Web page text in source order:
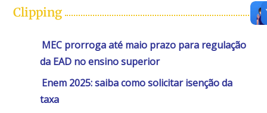
Clipping
MEC prorroga até maio prazo para regulação
da EAD no ensino superior
Enem 2025: saiba como solicitar isenção da
taxa